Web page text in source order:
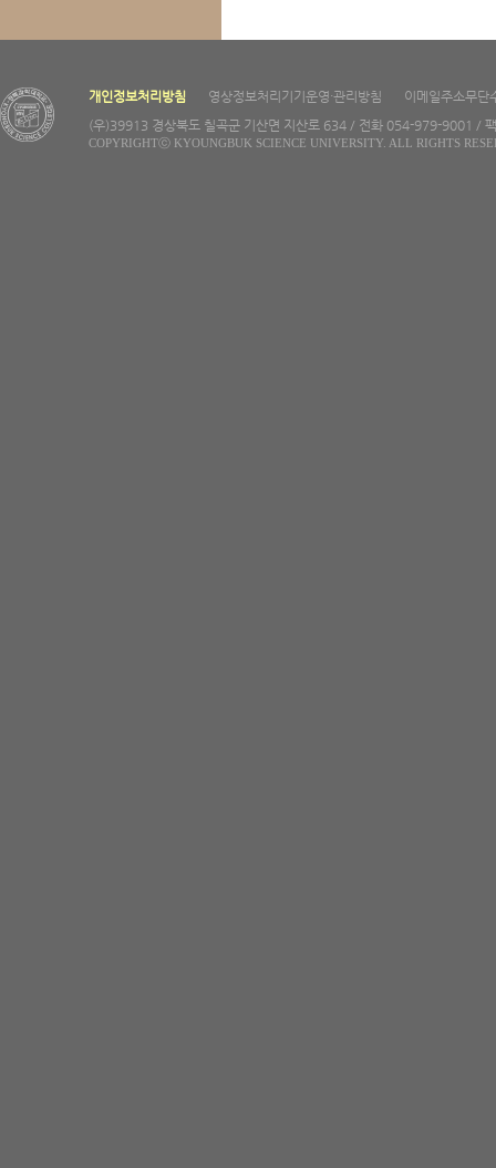
개인정보처리방침 영상정보처리기기운영·관리방침
이메일주소무단
(우)39913 경상북도 칠곡군 기산면 지산로 634 / 전화 054-979-9001 /
COPYRIGHTⓒ KYOUNGBUK SCIENCE UNIVERSITY. ALL RIGHTS